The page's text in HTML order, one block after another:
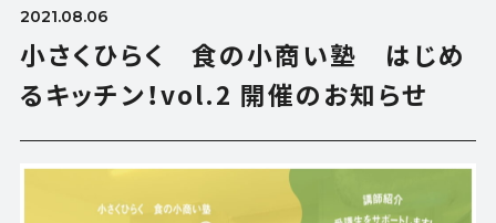
2021.08.06
小さくひらく 食の小商い塾 はじめ
るキッチン！vol.2 開催のお知らせ